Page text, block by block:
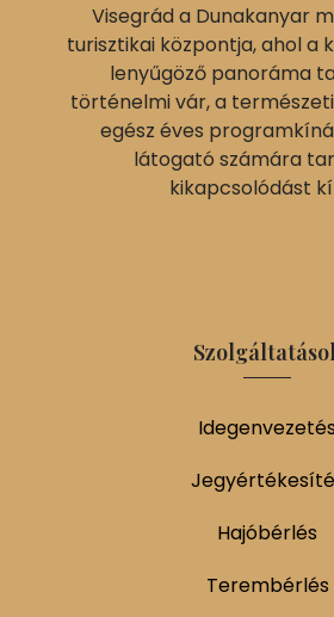
Visegrád a Dunakanyar
turisztikai központja, ahol a
lenyűgöző panoráma
történelmi vár, a
egész éves
látogató számára
kikapcsolódást
Idegenvezetés
Hajóbérlés
Terembérlés